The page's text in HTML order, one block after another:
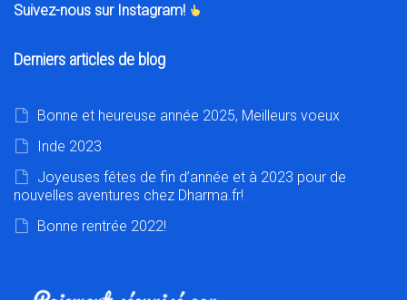
Suivez-nous sur Instagram!
Derniers articles de blog
Bonne et heureuse année 2025, Meilleurs voeux
Inde 2023
Joyeuses fêtes de fin d’année et à 2023 pour de
nouvelles aventures chez Dharma.fr!
Bonne rentrée 2022!